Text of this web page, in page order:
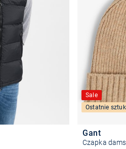
Sale
Ostatnie
Gant
Czapka